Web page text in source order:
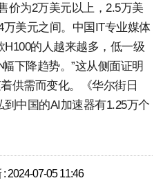
价为2万美元以上，2.5万美
美元之间。中国IT专业媒体
H100的人越来越多，低一级
下降趋势。”这从侧面证明
供需而变化。《华尔街日
中国的AI加速器有1.25万个
2024-07-05 11:46